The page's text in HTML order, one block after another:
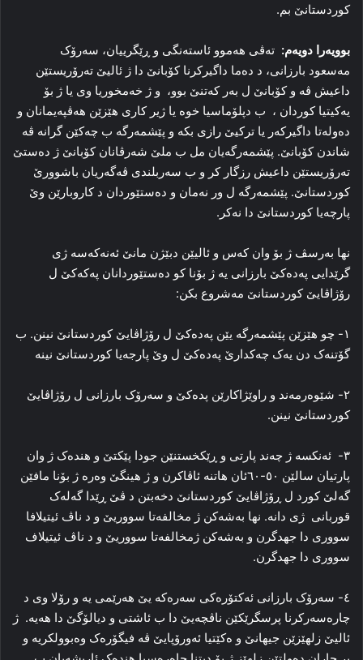
کوردستانێ بم.
بوویەرا دویەم: تەڤی هه‌موو ئاسته‌نگی و ڕێگرییان، سه‌رۆک
مەسعود بارزانی، د ده‌ما داگیرکرنا کۆبانێ دا ژ ئالیێ تەرۆریستێن
داعیش ڤە و کۆبانێ ل بەر کەتنێ بوو، و ژ خەمخوریا وی یا ژ بۆ
یه‌کیتیا کوردان ، ب دپلۆماسیا خوە یا ژیر کاری هێزێن هەڤپەیمانان و
دەولەتا داگیرکەر یا ترکیێ رازی بکە و پێشمه‌رگه‌ ب چەکێن گرانە ڤە
شاندن کۆبانێ. پێشمەرگەیان مل ب ملێ شەرڤانان کۆبانێ ژ دەستێ
تەرۆریستێن داعیش رزگار کر و ب سەربلندی ڤەگەریان باشوورێ
کوردستانێ. پێشمەرگە ل ور نەمان و دەستێوردان د کاروبارێن وێ
پارچەیا کوردستانێ دا نەکر.
نها بەرسڤ ژ بۆ وان کەس و ئالیێن دبێژن مانێ ئەنەکەسە ژی
گرێدایی پەدەکێ بارزانی یە ژ بۆنا کو دەستێوردانان پەکەکێ ل
رۆژاڤایێ کوردستانێ مەشروع بکن:
١- چو هێزێن پێشمەرگە یێن پەدەکێ ل رۆژاڤایێ کوردستانێ نینن. ب
گۆتنەک دن یەک چەکدارێ پەدەکێ ل وێ پارجەیا کوردستانێ نینە
٢- شێوەرمەند و راوێژاکارێن پدەکێ و سەرۆک بارزانی ل رۆژاڤایێ
کوردستانێ نینن.
٣- ئه‌نکسه‌ ژ چه‌ند پارتی و ڕێکخستنێن جودا پێکتێ و هنده‌ک ژ وان
پارتیان سالێن ٥۰-٦۰ئان هاتنه‌ ئاڤاکرن و ژ هینگێ وه‌ره‌ ژ بۆنا مافێن
گه‌لێ کورد ل ڕۆژاڤایێ کوردستانێ دخه‌بتن د ڤێ ڕێدا گه‌له‌ک
قوربانی ژی دانه‌. نها به‌شه‌کن ژ مخالفه‌تا سووریێ و د ناڤ ئیتیلافا
سووری دا جهدگرن و بەشەکن ژمخالفەتا سووریێ و د ناڤ ئیتیلاف
سووری دا جهدگرن.
٤- سەرۆک بارزانی ئەکتۆرەکی سەرەکە یێ هەرێمی یە و رۆلا وی د
چارەسەرکرنا پرسگرێکێن ناڤچەیێ دا ب ئاشتی و دیالۆگێ دا هەیە. ژ
ئالیێ زلهێزێن جیهانێ و ەکێتیا ئەورۆپایێ ڤە فیگۆرەک وەبوولکریە و